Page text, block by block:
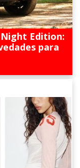
Edition:
para